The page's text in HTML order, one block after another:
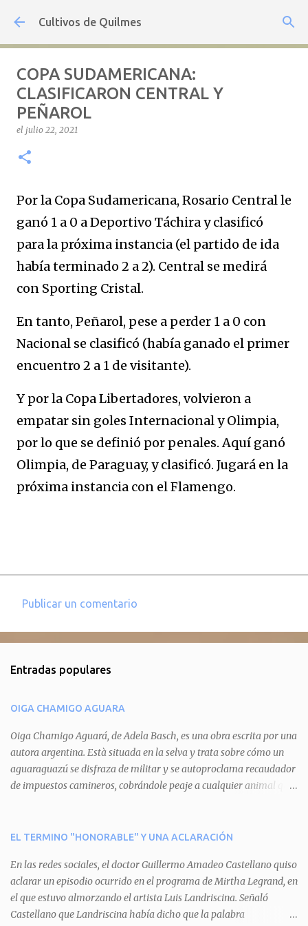
Ir al contenido principal
Cultivos de Quilmes
COPA SUDAMERICANA:
CLASIFICARON CENTRAL Y
PEÑAROL
el julio 22, 2021
Por la Copa Sudamericana, Rosario Central le
ganó 1 a 0 a Deportivo Táchira y clasificó
para la próxima instancia (el partido de ida
había terminado 2 a 2). Central se medirá
con Sporting Cristal.
En tanto, Peñarol, pese a perder 1 a 0 con
Nacional se clasificó (había ganado el primer
encuentro 2 a 1 de visitante).
Y por la Copa Libertadores, volvieron a
empatar sin goles Internacional y Olimpia,
por lo que se definió por penales. Aquí ganó
Olimpia, de Paraguay, y clasificó. Jugará en la
próxima instancia con el Flamengo.
e
t
a
r
i
o
Publicar un comentario
Entradas populares
OIGA CHAMIGO AGUARA
Oiga Chamigo Aguará, de Adela Basch, es una obra escrita por una
autora argentina. Està situada en la selva y trata sobre cómo un
aguaraguazú se disfraza de militar y se autoproclama recaudador
de impuestos camineros, cobrándole peaje a cualquier animal que
aguará le provoca. De igual manera pasa con Tatú, el armadillo.
del aguará y pasa sin pagar. Por último, Tui, la cotorra, deja
expuesta la mentira del aguará y arenga a los otros tres
personajes a unirse para enfrentarlo. Finalmente, terminan por
quitarle el disfraz de militar, y el aguará huye despavorido al verse
EL TERMINO "HONORABLE" Y UNA ACLARACIÓN
En las redes sociales, el doctor Guillermo Amadeo Castellano quiso
aclarar un episodio ocurrido en el programa de Mirtha Legrand, en
el que estuvo almorzando el artista Luis Landriscina. Señaló
Castellano que Landriscina había dicho que la palabra